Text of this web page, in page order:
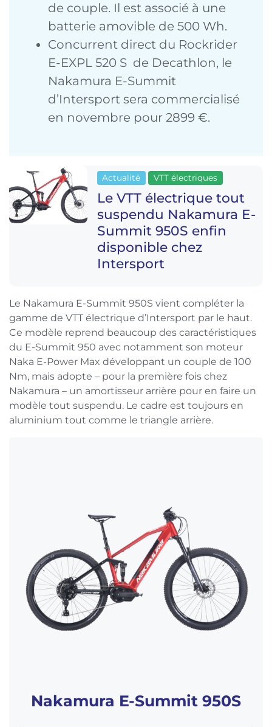
de couple. Il est associé à une
batterie amovible de 500 Wh.
Concurrent direct du Rockrider
E-EXPL 520 S de Decathlon, le
Nakamura E-Summit
d’Intersport sera commercialisé
en novembre pour 2899 €.
Actualité VTT électriques
Le VTT électrique tout
suspendu Nakamura E-
Summit 950S enfin
disponible chez
Intersport
Le Nakamura E-Summit 950S vient compléter la
gamme de VTT électrique d’Intersport par le haut.
Ce modèle reprend beaucoup des caractéristiques
du E-Summit 950 avec notamment son moteur
Naka E-Power Max développant un couple de 100
Nm, mais adopte – pour la première fois chez
Nakamura – un amortisseur arrière pour en faire un
modèle tout suspendu. Le cadre est toujours en
aluminium tout comme le triangle arrière.
Nakamura E-Summit 950S